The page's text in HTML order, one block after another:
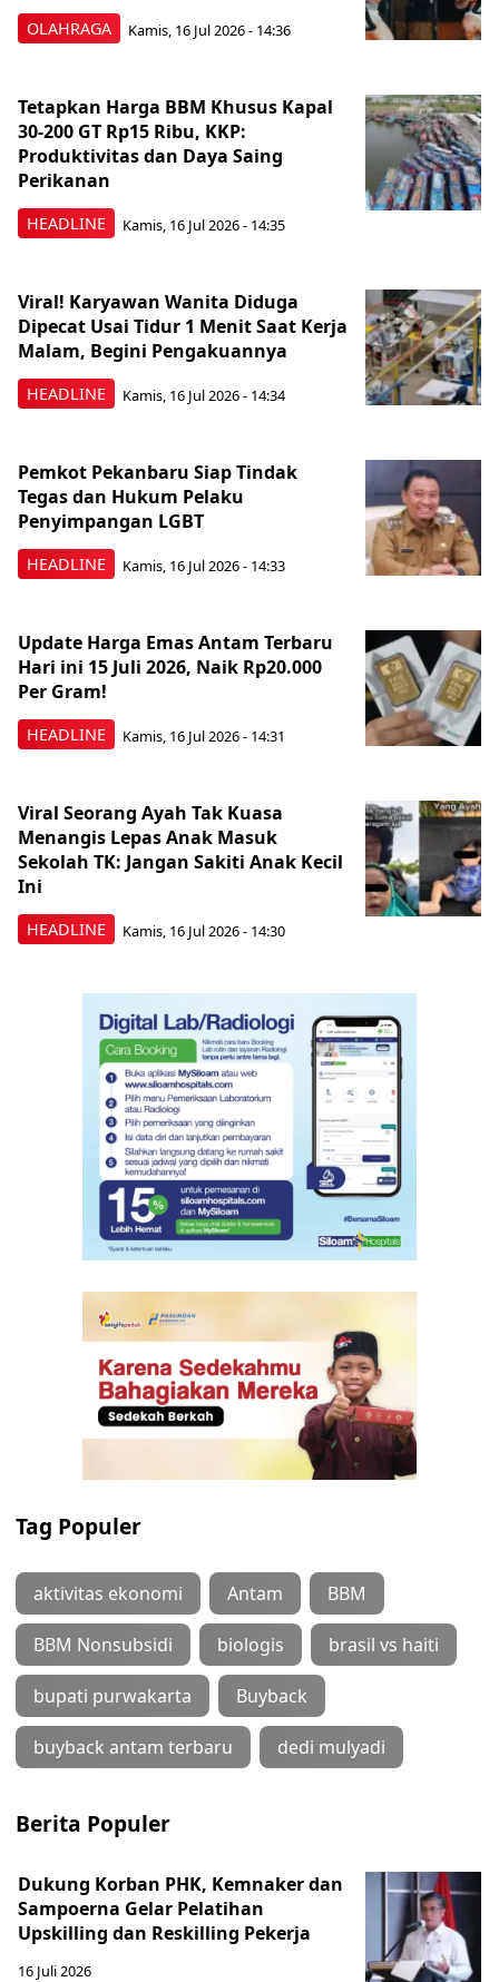
OLAHRAGA Kamis, 16 Jul 2026 - 14:36
HEADLINE
Tetapkan Harga BBM Khusus Kapal
30-200 GT Rp15 Ribu, KKP:
Produktivitas dan Daya Saing
Perikanan
Kamis, 16 Jul 2026 - 14:35
HEADLINE
Viral! Karyawan Wanita Diduga
Dipecat Usai Tidur 1 Menit Saat Kerja
Malam, Begini Pengakuannya
Kamis, 16 Jul 2026 - 14:34
HEADLINE
Pemkot Pekanbaru Siap Tindak
Tegas dan Hukum Pelaku
Penyimpangan LGBT
Kamis, 16 Jul 2026 - 14:33
HEADLINE
Update Harga Emas Antam Terbaru
Hari ini 15 Juli 2026, Naik Rp20.000
Per Gram!
Kamis, 16 Jul 2026 - 14:31
HEADLINE
Viral Seorang Ayah Tak Kuasa
Menangis Lepas Anak Masuk
Sekolah TK: Jangan Sakiti Anak Kecil
Ini
Kamis, 16 Jul 2026 - 14:30
Tag Populer
aktivitas ekonomi Antam BBM
BBM Nonsubsidi biologis brasil vs haiti
bupati purwakarta Buyback
buyback antam terbaru dedi mulyadi
Berita Populer
Dukung Korban PHK, Kemnaker dan
Sampoerna Gelar Pelatihan
Upskilling dan Reskilling Pekerja
16 Juli 2026